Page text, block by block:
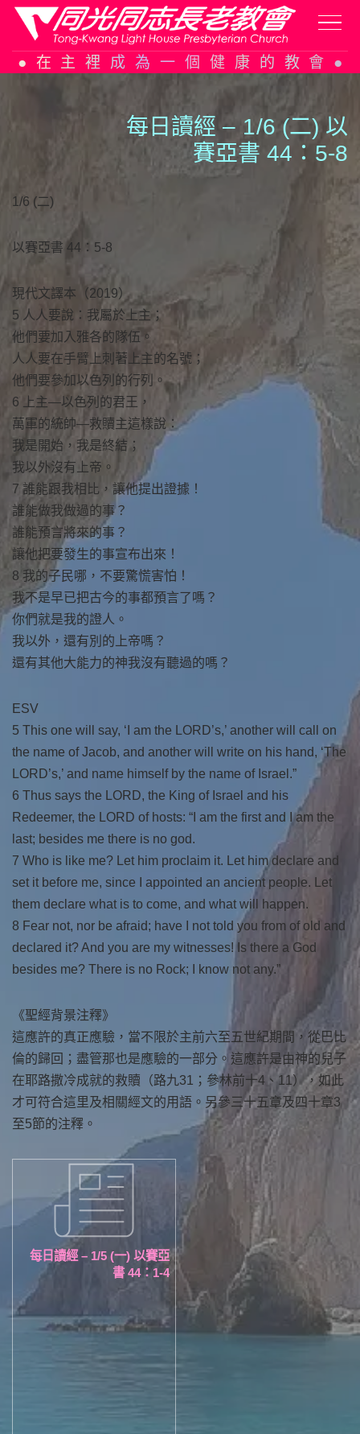
Skip
to
在主裡成為一個健康的教會
每日讀經 – 1/6 (二) 以
賽亞書 44：5-8
1/6 (二)
以賽亞書 44：5-8
現代文譯本（2019）
5 人人要說：我屬於上主；
他們要加入雅各的隊伍。
人人要在手臂上刺著上主的名號；
他們要參加以色列的行列。
6 上主—以色列的君王，
萬軍的統帥—救贖主這樣說：
我是開始，我是終結；
我以外沒有上帝。
7 誰能跟我相比，讓他提出證據！
誰能做我做過的事？
誰能預言將來的事？
讓他把要發生的事宣布出來！
8 我的子民哪，不要驚慌害怕！
我不是早已把古今的事都預言了嗎？
你們就是我的證人。
我以外，還有別的上帝嗎？
還有其他大能力的神我沒有聽過的嗎？
ESV
5 This one will say, ‘I am the LORD’s,’ another will call on
the name of Jacob, and another will write on his hand, ‘The
LORD’s,’ and name himself by the name of Israel.”
6 Thus says the LORD, the King of Israel and his
Redeemer, the LORD of hosts: “I am the first and I am the
last; besides me there is no god.
7 Who is like me? Let him proclaim it. Let him declare and
set it before me, since I appointed an ancient people. Let
them declare what is to come, and what will happen.
8 Fear not, nor be afraid; have I not told you from of old and
declared it? And you are my witnesses! Is there a God
besides me? There is no Rock; I know not any.”
《聖經背景注釋》
這應許的真正應驗，當不限於主前六至五世紀期間，從巴比
倫的歸回；盡管那也是應驗的一部分。這應許是由神的兒子
在耶路撒冷成就的救贖（路九31；參林前十4、11），如此
才可符合這里及相關經文的用語。另參三十五章及四十章3
至5節的注釋。
每日讀經 – 1/5 (一) 以賽亞
書 44：1-4